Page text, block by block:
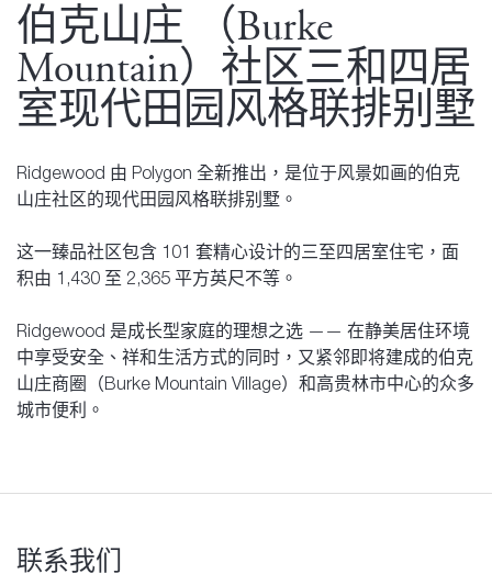
伯克山庄 （Burke
Mountain）社区三和四居
室现代田园风格联排别墅
Ridgewood 由 Polygon 全新推出，是位于风景如画的伯克
山庄社区的现代田园风格联排别墅。
这一臻品社区包含 101 套精心设计的三至四居室住宅，面
积由 1,430 至 2,365 平方英尺不等。
Ridgewood 是成长型家庭的理想之选 —— 在静美居住环境
中享受安全、祥和生活方式的同时，又紧邻即将建成的伯克
山庄商圈（Burke Mountain Village）和高贵林市中心的众多
城市便利。
联系我们